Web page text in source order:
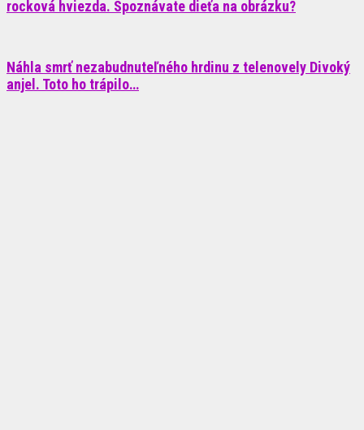
rocková hviezda. Spoznávate dieťa na obrázku?
Náhla smrť nezabudnuteľného hrdinu z telenovely Divoký
anjel. Toto ho trápilo…